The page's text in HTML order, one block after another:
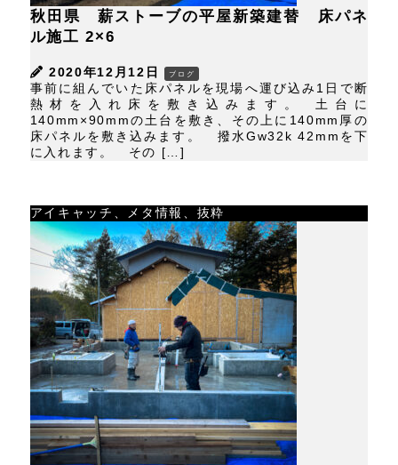
秋田県 薪ストーブの平屋新築建替 床パネ
ル施工 2×6
2020年12月12日 ブログ
事前に組んでいた床パネルを現場へ運び込み1日で断
熱材を入れ床を敷き込みます。 土台に
140mm×90mmの土台を敷き、その上に140mm厚の
床パネルを敷き込みます。 撥水Gw32k 42mmを下
に入れます。 その […]
アイキャッチ、メタ情報、抜粋